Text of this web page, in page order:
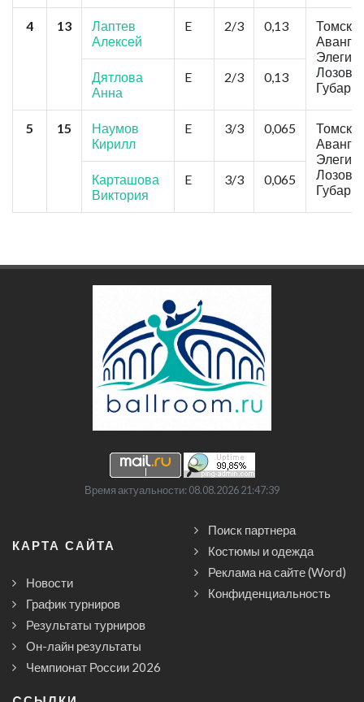
4 13
Лаптев
Алексей
E 2/3 0,13
Томск,
Элегия"
Губарь
Дятлова
Анна
E 2/3 0,13
5 15
Наумов
Кирилл
E 3/3 0,065
Томск,
Элегия"
Губарь
Карташова
Виктория
E 3/3 0,065
Время актуальности: 08.08.2026 21:47:39
КАРТА САЙТА
Новости
График турниров
Результаты турниров
Он-лайн результаты
Чемпионат России 2026
Поиск партнера
Костюмы и одежда
Реклама на сайте (Word)
Конфиденциальность